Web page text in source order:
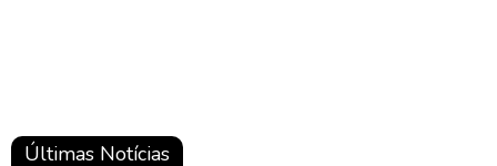
Últimas Notícias